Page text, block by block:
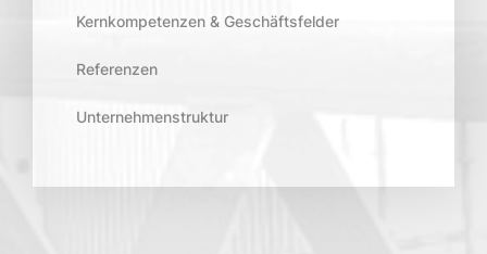
Kernkompetenzen & Geschäftsfelder
Referenzen
Unternehmenstruktur